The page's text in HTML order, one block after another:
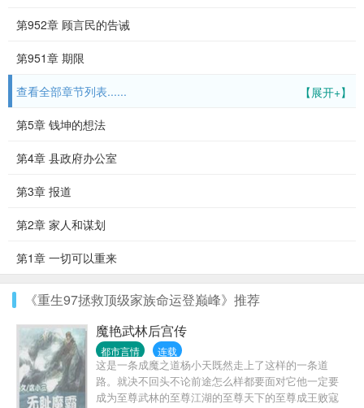
第952章 顾言民的告诫
第951章 期限
【展开+】
查看全部章节列表......
第5章 钱坤的想法
第4章 县政府办公室
第3章 报道
第2章 家人和谋划
第1章 一切可以重来
《重生97拯救顶级家族命运登巅峰》推荐
魔艳武林后宫传
都市言情 连载
这是一条成魔之道杨小天既然走上了这样的一条道
路。就决不回头不论前途怎么样都要面对它他一定要
成为至尊武林的至尊江湖的至尊天下的至尊成王败寇